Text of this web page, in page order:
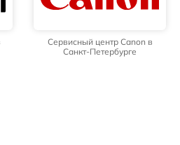
Сервисный центр Canon в
Санкт-Петербурге